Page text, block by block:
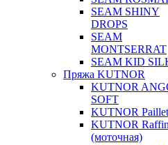
SEAM SHINY
DROPS
SEAM
MONTSERRAT
SEAM KID
Пряжа KUTNOR
KUTNOR
SOFT
KUTNOR
KUTNOR
(моточная)